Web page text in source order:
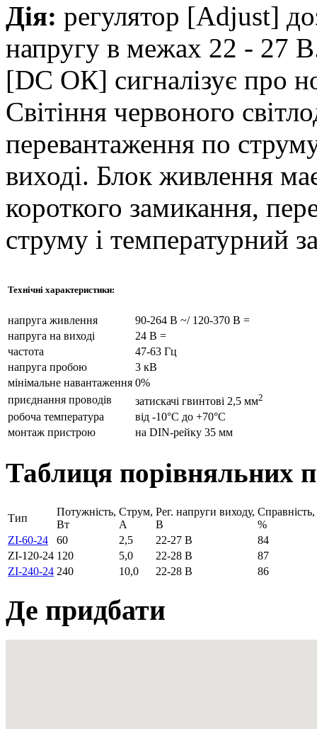
Дія: регулятор [Adjust]
напругу в межах 22 - 27 В.
[DC ОК] сигналізує про
Світіння червоного
перевантаження по
виході. Блок живлення
короткого замикання,
струму і температурний
Технічні характеристики:
напруга живлення
90-264 В ~/ 120-370 В =
напруга на виході
24 В =
частота
47-63 Гц
напруга пробою
3 кВ
мінімальне навантаження 0%
приєднання проводів
затискачі гвинтові 2,5 мм2
робоча температура
від -10°С до +70°С
монтаж пристрою
на DIN-рейку 35 мм
Таблиця порівняльних
Тип
Потужність,
Вт
Струм,
А
Рег. напруги виходу,
В
Справність,
%
ZI-60-24
60 2,5 22-27 В
84
ZI-120-24 120 5,0 22-28 В
87
ZI-240-24 240 10,0 22-28 В 86
Де придбати